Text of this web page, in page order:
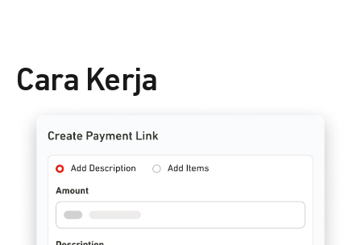
Cara Kerja